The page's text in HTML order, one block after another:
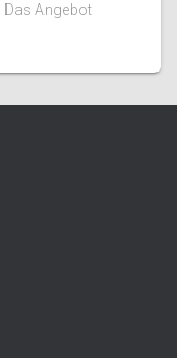
Das Angebot